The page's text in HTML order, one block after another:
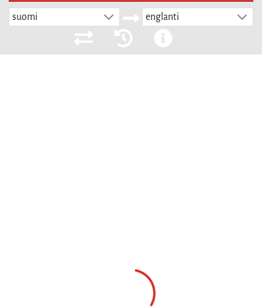
suomi englanti